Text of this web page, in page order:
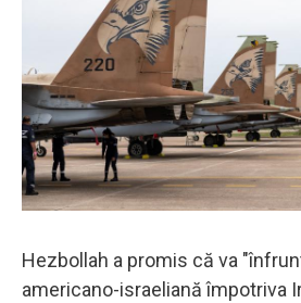
Hezbollah a promis că va
americano-israeliană împotriva